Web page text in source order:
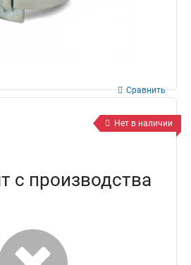
Сравнить
Нет в наличии
с производства